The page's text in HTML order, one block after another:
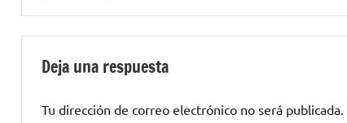
jardins
Deja una respuesta
Tu dirección de correo electrónico no será publicada.